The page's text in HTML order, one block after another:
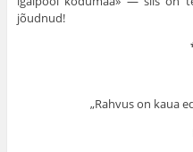
jõudnud!
„Rahvus on kaua